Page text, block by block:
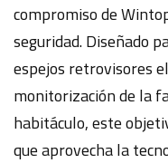
compromiso de
seguridad. Diseñado
espejos retrovisores
monitorización de la
habitáculo, este
que aprovecha la